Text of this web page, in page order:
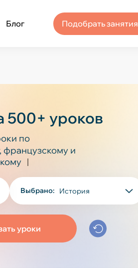
Блог Подобрать занятия
500+ уроков
по
французскому и
Выбрано: История
уроки